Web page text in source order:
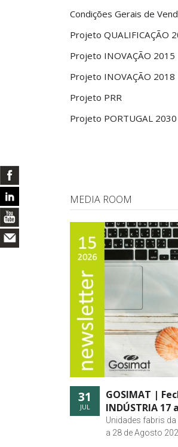
Condições Gerais de
Projeto QUALIFICAÇÃO
Projeto INOVAÇÃO 2015
Projeto INOVAÇÃO 2018
Projeto PRR
Projeto PORTUGAL 2030
MEDIA ROOM
31
JUL
GOSIMAT |
INDÚSTRIA 17
Unidades fabris
a 28 de Agosto